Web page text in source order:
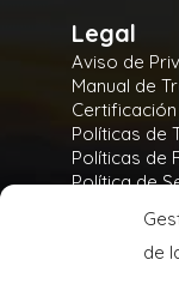
de
Legal
Aviso de
Manual de
Certificación
Políticas de
Políticas de
Política de
Política
Gases